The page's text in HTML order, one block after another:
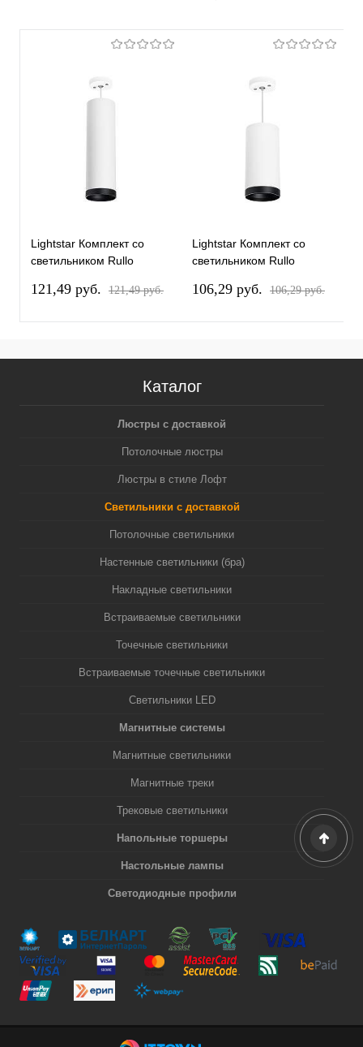
Lightstar Комплект со
светильником Rullo
121,49 pуб. 121,49 pуб.
Lightstar Комплект со
светильником Rullo
106,29 pуб. 106,29 pуб.
Каталог
Люстры с доставкой
Потолочные люстры
Люстры в стиле Лофт
Светильники с доставкой
Потолочные светильники
Настенные светильники (бра)
Накладные светильники
Встраиваемые светильники
Точечные светильники
Встраиваемые точечные светильники
Светильники LED
Магнитные системы
Магнитные светильники
Магнитные треки
Трековые светильники
Напольные торшеры
Настольные лампы
Светодиодные профили